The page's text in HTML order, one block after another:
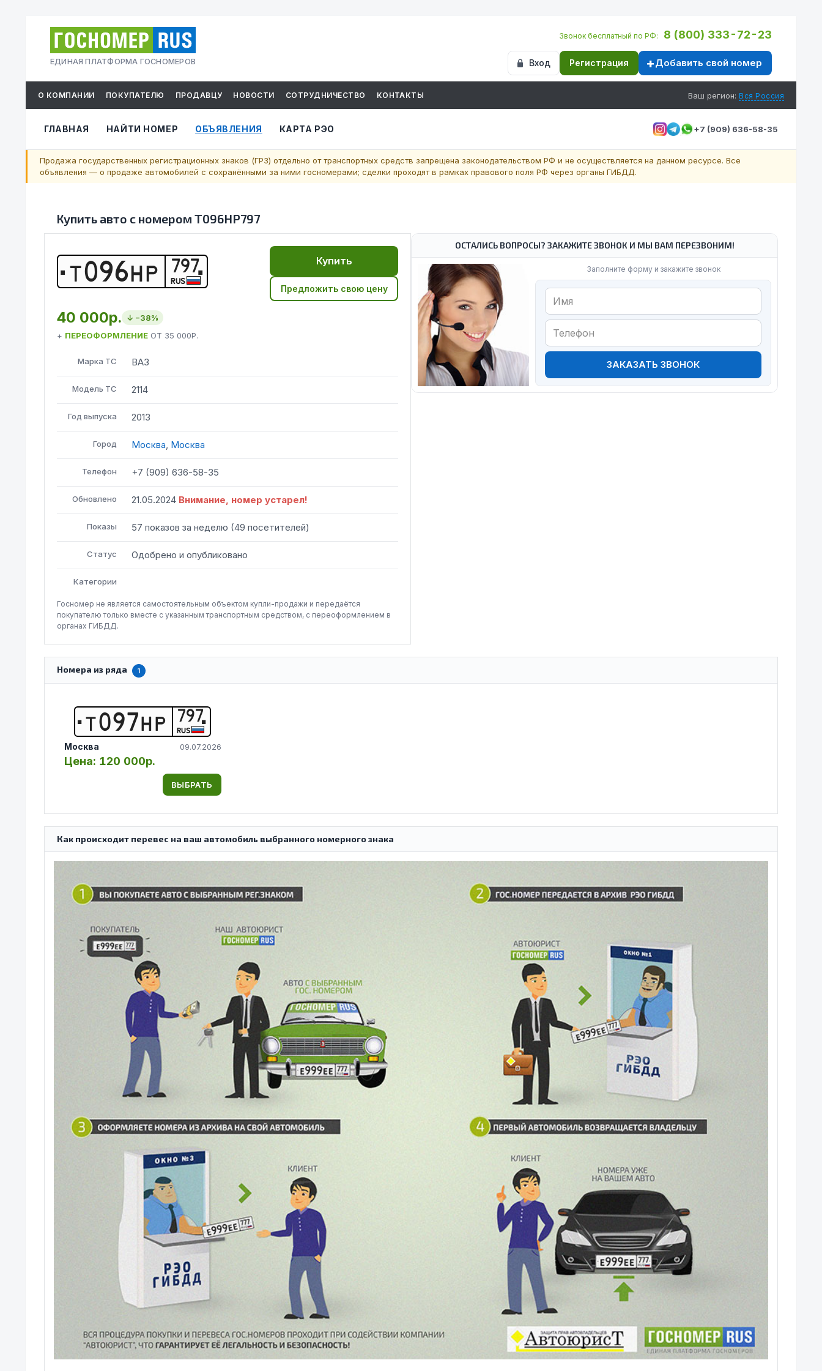
ЕДИНАЯ ПЛАТФОРМА ГОСНОМЕРОВ
Звонок бесплатный по РФ: 8 (800) 333-72-23
Вход Регистрация Добавить свой номер
О КОМПАНИИ ПОКУПАТЕЛЮ ПРОДАВЦУ НОВОСТИ СОТРУДНИЧЕСТВО КОНТАКТЫ Ваш регион: Вся Россия
ГЛАВНАЯ НАЙТИ НОМЕР ОБЪЯВЛЕНИЯ КАРТА РЭО +7 (909) 636-58-35
Продажа государственных регистрационных знаков (ГРЗ) отдельно от транспортных средств запрещена законодательством РФ и не осуществляется на данном ресурсе. Все
объявления — о продаже автомобилей с сохранёнными за ними госномерами; сделки проходят в рамках правового поля РФ через органы ГИБДД.
Купить авто с номером Т096НР797
Т096НР 797
RUS
Купить
Предложить свою цену
40 000р. ↓ −38%
+ ПЕРЕОФОРМЛЕНИЕ ОТ 35 000Р.
Марка ТС ВАЗ
Модель ТС 2114
Год выпуска 2013
Город Москва, Москва
Телефон +7 (909) 636-58-35
Обновлено 21.05.2024 Внимание, номер устарел!
Показы 57 показов за неделю (49 посетителей)
Статус Одобрено и опубликовано
Категории
Госномер не является самостоятельным объектом купли-продажи и передаётся
покупателю только вместе с указанным транспортным средством, с переоформлением в
органах ГИБДД.
ОСТАЛИСЬ ВОПРОСЫ? ЗАКАЖИТЕ ЗВОНОК И МЫ ВАМ ПЕРЕЗВОНИМ!
Заполните форму и закажите звонок
ЗАКАЗАТЬ ЗВОНОК
Номера из ряда 1
Т097НР 797
RUS
Москва 09.07.2026
Цена: 120 000р.
ВЫБРАТЬ
Как происходит перевес на ваш автомобиль выбранного номерного знака